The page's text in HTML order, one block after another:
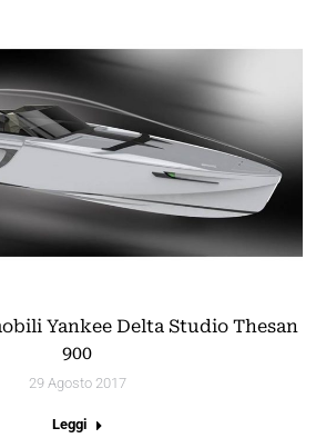
Yankee Delta Studio Thesan
900
29 Agosto 2017
Leggi